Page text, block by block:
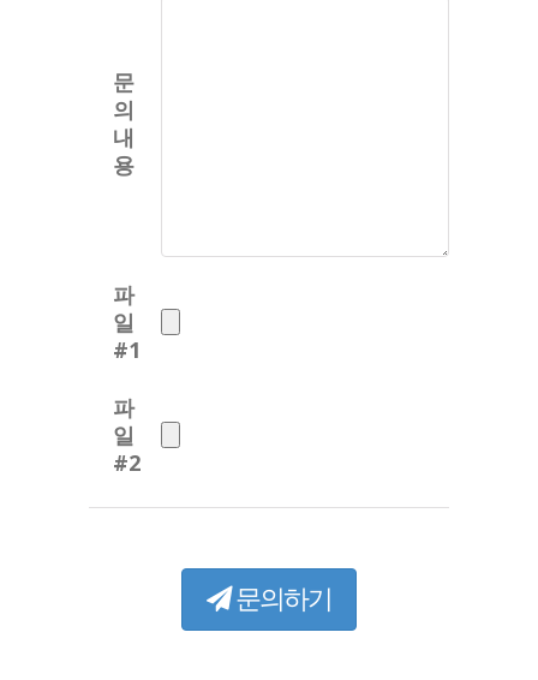
문
의
내
용
파
일
#1
파
일
#2
문의하기